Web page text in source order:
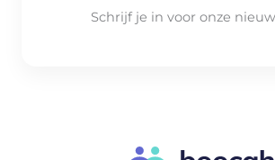
Schrijf je in voor onze